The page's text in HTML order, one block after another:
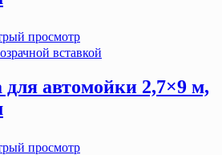
просмотр
автомойки 2,7×9 м,
просмотр